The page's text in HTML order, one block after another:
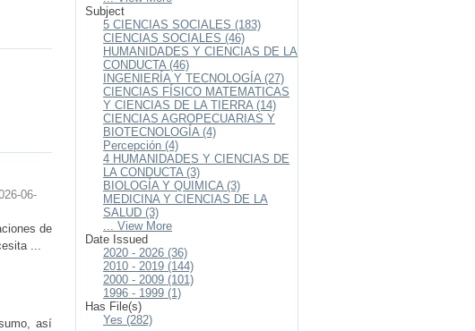
06-
de
...
así
Subject
5 CIENCIAS SOCIALES (183)
CIENCIAS SOCIALES (46)
HUMANIDADES Y CIENCIAS DE LA
CONDUCTA (46)
INGENIERÍA Y TECNOLOGÍA (27)
CIENCIAS FÍSICO MATEMATICAS
Y CIENCIAS DE LA TIERRA (14)
CIENCIAS AGROPECUARIAS Y
BIOTECNOLOGÍA (4)
Percepción (4)
4 HUMANIDADES Y CIENCIAS DE
LA CONDUCTA (3)
BIOLOGÍA Y QUIMICA (3)
MEDICINA Y CIENCIAS DE LA
SALUD (3)
... View More
Date Issued
2020 - 2026 (36)
2010 - 2019 (144)
2000 - 2009 (101)
1996 - 1999 (1)
Has File(s)
Yes (282)